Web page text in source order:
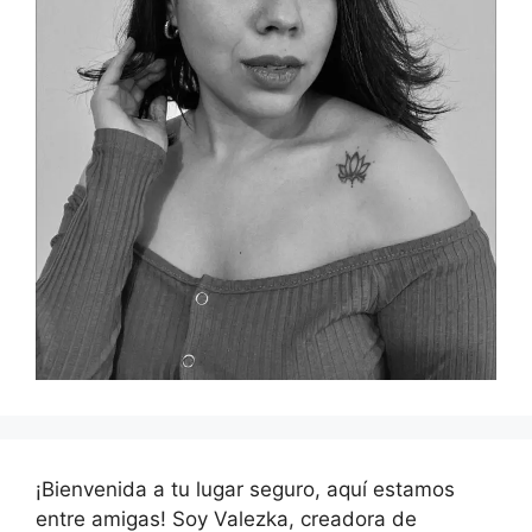
¡Bienvenida a tu lugar seguro, aquí estamos
entre amigas! Soy Valezka, creadora de